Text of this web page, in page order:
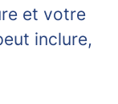
et votre
inclure,